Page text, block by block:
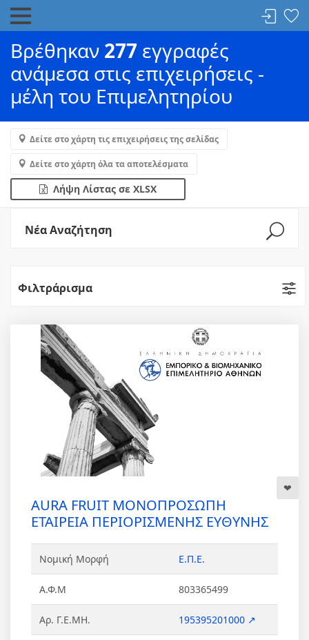
Βρέθηκαν 277 εγγραφές
ανάμεσα στις επιχειρήσεις -
μέλη του Επιμελητηρίου
Δείτε στο χάρτη τις επιχειρήσεις της σελίδας
Δείτε στο χάρτη όλα τα αποτελέσματα
Λήψη Λίστας σε XLSX
Νέα Αναζήτηση
Φιλτράρισμα
AURA FRUIT ΜΟΝΟΠΡΟΣΩΠΗ
ΕΤΑΙΡΕΙΑ ΠΕΡΙΟΡΙΣΜΕΝΗΣ ΕΥΘΥΝΗΣ
Νομική Μορφή Ε.Π.Ε.
Α.Φ.Μ 803365499
Αρ. Γ.Ε.ΜΗ. 195395201000 ↗